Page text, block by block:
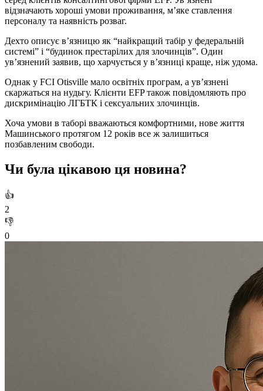
відзначають хороші умови проживання, м’яке ставлення
персоналу та наявність розваг.
Дехто описує в’язницю як “найкращий табір у федеральній
системі” і “будинок престарілих для злочинців”. Один
ув’язнений заявив, що харчується у в’язниці краще, ніж удома.
Однак у FCI Otisville мало освітніх програм, а ув’язнені
скаржаться на нудьгу. Клієнти EFP також повідомляють про
дискримінацію ЛГБТК і сексуальних злочинців.
Хоча умови в таборі вважаються комфортними, нове життя
Машинського протягом 12 років все ж залишиться
позбавленим свободи.
Чи була цікавою ця новина?
👍
2
👎
0